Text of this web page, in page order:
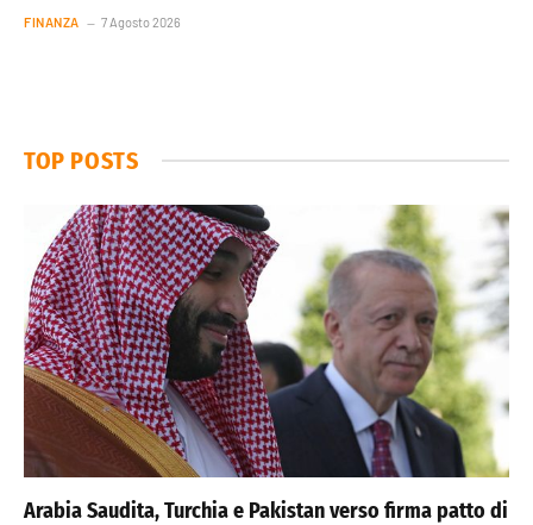
FINANZA 7 Agosto 2026
TOP POSTS
Arabia Saudita, Turchia e Pakistan verso firma patto di